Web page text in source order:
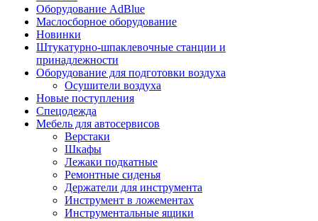
Оборудование AdBlue
Маслосборное оборудование
Новинки
Штукатурно-шпаклевочные станции и
принадлежности
Оборудование для подготовки воздуха
Осушители воздуха
Новые поступления
Спецодежда
Мебель для автосервисов
Верстаки
Шкафы
Лежаки подкатные
Ремонтные сиденья
Держатели для инструмента
Инструмент в ложементах
Инструментальные ящики